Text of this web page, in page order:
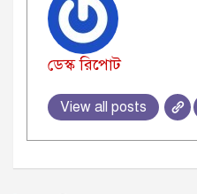
ডেস্ক রিপোট
View all posts